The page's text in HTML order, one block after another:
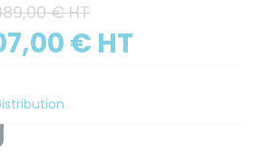
€ HT
€ HT